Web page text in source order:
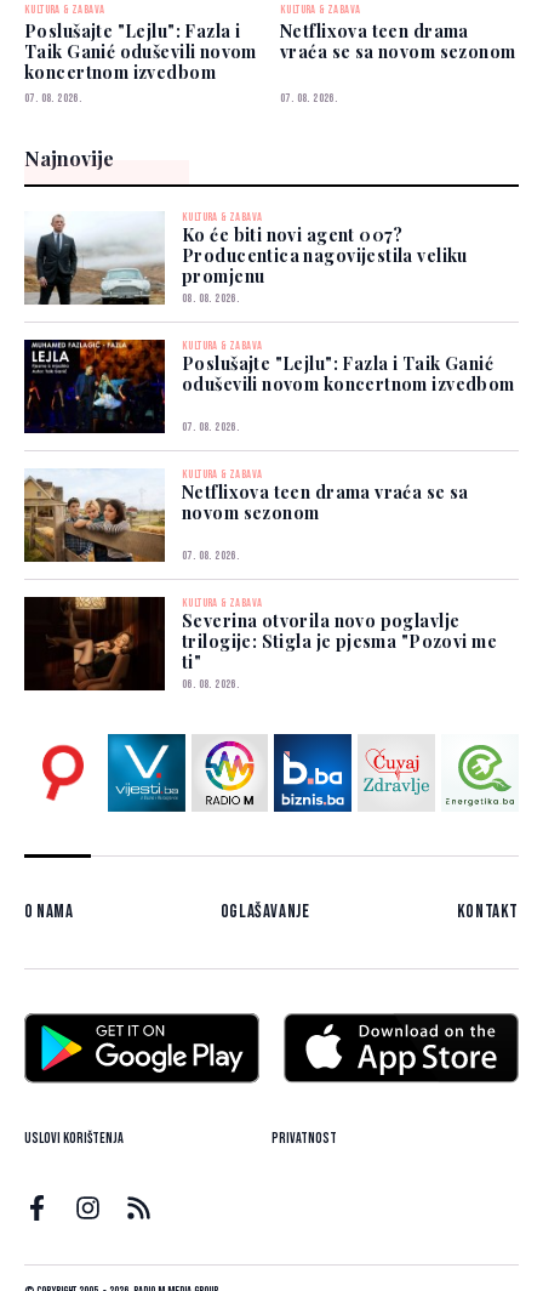
KULTURA & ZABAVA
Poslušajte "Lejlu": Fazla i
Taik Ganić oduševili novom
koncertnom izvedbom
07. 08. 2026.
KULTURA & ZABAVA
Netflixova teen drama
vraća se sa novom sezonom
07. 08. 2026.
Najnovije
KULTURA & ZABAVA
Ko će biti novi agent 007?
Producentica nagovijestila veliku
promjenu
08. 08. 2026.
KULTURA & ZABAVA
Poslušajte "Lejlu": Fazla i Taik Ganić
oduševili novom koncertnom izvedbom
07. 08. 2026.
KULTURA & ZABAVA
Netflixova teen drama vraća se sa
novom sezonom
07. 08. 2026.
KULTURA & ZABAVA
Severina otvorila novo poglavlje
trilogije: Stigla je pjesma "Pozovi me
ti"
06. 08. 2026.
O nama Oglašavanje Kontakt
Uslovi korištenja Privatnost